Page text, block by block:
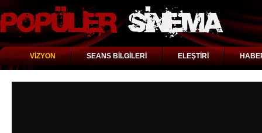
VİZYON SEANS BİLGİLERİ ELEŞTİRİ